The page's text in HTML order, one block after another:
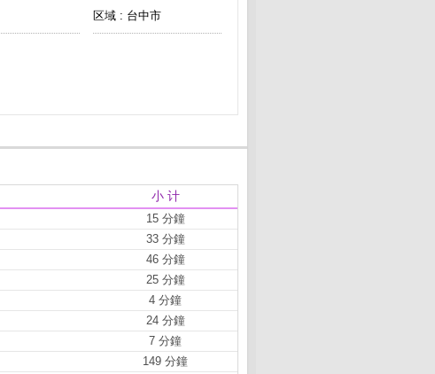
区域 : 台中市
小 计
15 分鐘
33 分鐘
46 分鐘
25 分鐘
4 分鐘
24 分鐘
7 分鐘
149 分鐘